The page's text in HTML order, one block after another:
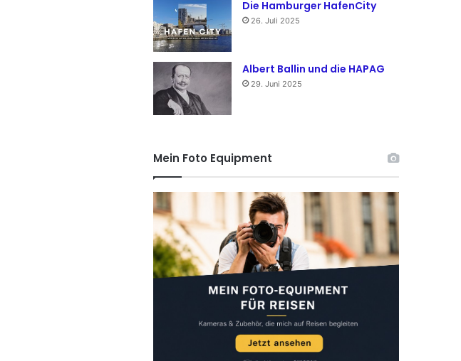
Die Hamburger HafenCity
26. Juli 2025
Albert Ballin und die HAPAG
29. Juni 2025
Mein Foto Equipment